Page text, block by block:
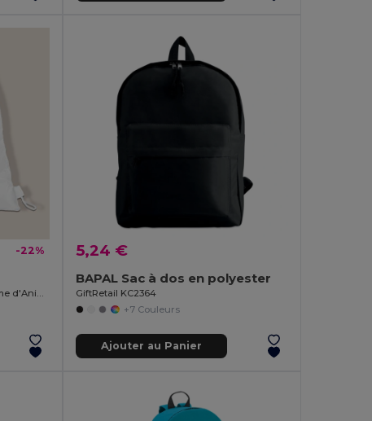
-22%
Sac à Dos Pliable Polyester en Forme d'Animal ANIMALS
5,24 €
BAPAL Sac à dos en polyester
GiftRetail KC2364
+7 Couleurs
Ajouter au Panier